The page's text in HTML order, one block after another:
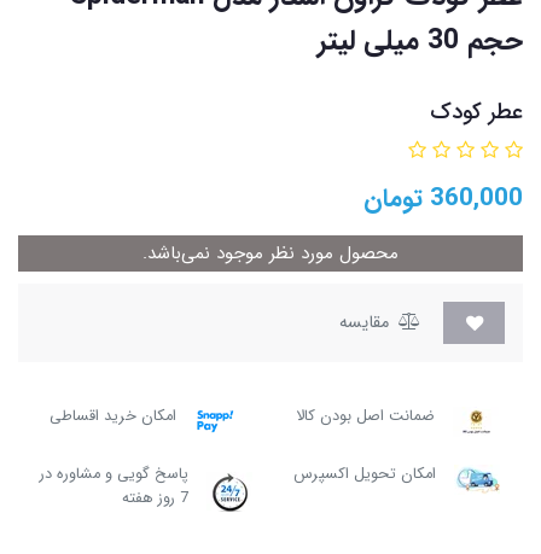
حجم 30 میلی لیتر
عطر کودک
360,000 تومان
محصول مورد نظر موجود نمی‌باشد.
مقایسه
ضمانت اصل بودن کالا امکان خرید اقساطی
امکان تحویل اکسپرس
پاسخ گویی و مشاوره در
7 روز هفته